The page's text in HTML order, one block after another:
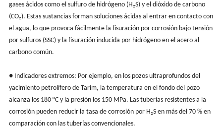
gases ácidos como el sulfuro de hidrógeno (H₂S) y el dióxido de carbono
(CO₂). Estas sustancias forman soluciones ácidas al entrar en contacto con
el agua, lo que provoca fácilmente la fisuración por corrosión bajo tensión
por sulfuros (SSC) y la fisuración inducida por hidrógeno en el acero al
carbono común.
● Indicadores extremos: Por ejemplo, en los pozos ultraprofundos del
yacimiento petrolífero de Tarim, la temperatura en el fondo del pozo
alcanza los 180 °C y la presión los 150 MPa. Las tuberías resistentes a la
corrosión pueden reducir la tasa de corrosión por H₂S en más del 70 % en
comparación con las tuberías convencionales.